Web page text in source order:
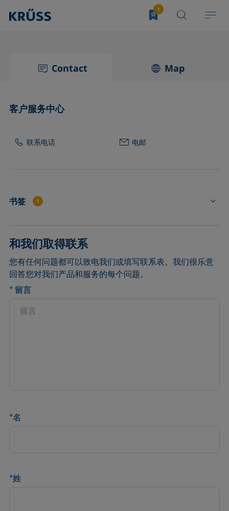
Contact Map
客户服务中心
联系电话 电邮
书签 1
和我们取得联系
您有任何问题都可以致电我们或填写联系表。我们很乐意
回答您对我们产品和服务的每个问题。
* 留言
*名
*姓